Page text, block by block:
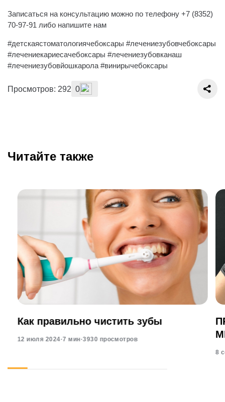
Записаться на консультацию можно по телефону +7 (8352)
70-97-91 либо напишите нам
#детскаястоматологиячебоксары #лечениезубовчебоксары
#лечениекариесачебоксары #лечениезубовканаш
#лечениезубовйошкарола #винирычебоксары
Просмотров: 292 0
Читайте также
Как правильно чистить зубы
12 июля 2024·7 мин·3930 просмотров
8